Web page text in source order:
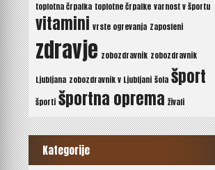
toplotna črpalka toplotne črpalke varnost v športu
vitamini vrste ogrevanja Zaposleni
zdravje zobozdravnik zobozdravnik
Ljubljana zobozdravnik v Ljubljani šola šport
športi športna oprema živali
Kategorije